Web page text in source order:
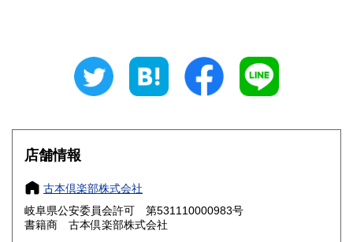
800円 三重県
大阪府
奈良県 800円
鳥取県 800円 島根県
店舗情報
古本倶楽部株式会社
岐阜県公安委員会許可 第531110000983号
書籍商 古本倶楽部株式会社